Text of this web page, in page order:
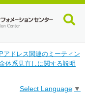
IPアドレス関連のミーティン
体系見直しに関する説明
Select Language ▼